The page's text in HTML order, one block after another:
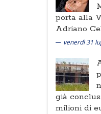
porta alla
Adriano
venerdì 31
già
milioni di